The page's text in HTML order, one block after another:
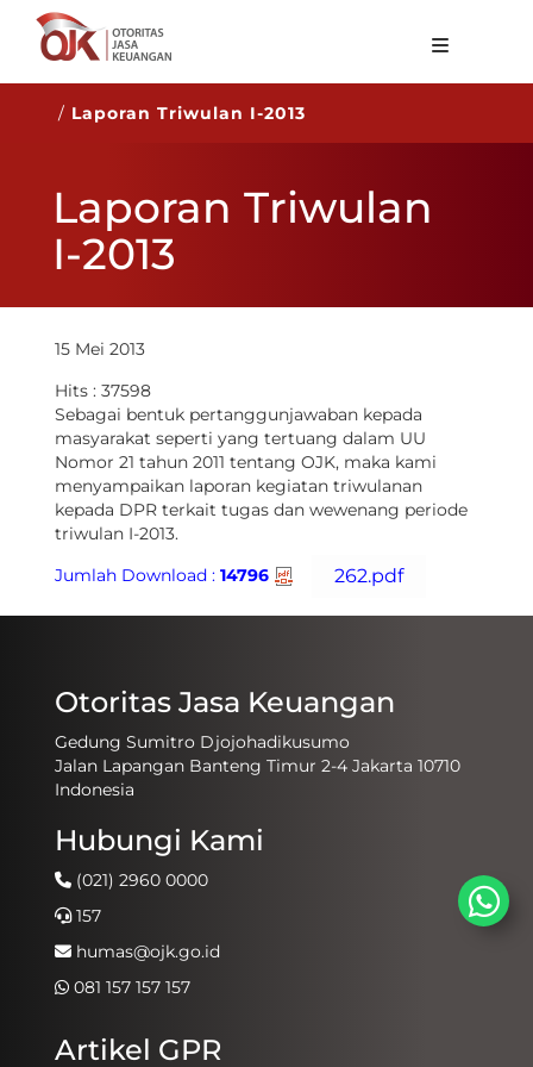
Tentang OJK
Publikasi
Regulasi
Layanan
Karir
ID
/ Laporan Triwulan I-2013
Laporan Triwulan
I-2013
15 Mei 2013
Hits : 37598
Sebagai bentuk pertanggunjawaban kepada
masyarakat seperti yang tertuang dalam UU
Nomor 21 tahun 2011 tentang OJK, maka kami
menyampaikan laporan kegiatan triwulanan
kepada DPR terkait tugas dan wewenang periode
triwulan I-2013.
Jumlah Download :14796
Otoritas Jasa Keuangan
Gedung Sumitro Djojohadikusumo
Jalan Lapangan Banteng Timur 2-4 Jakarta 10710
Indonesia
Hubungi Kami
(021) 2960 0000
157
humas@ojk.go.id
081 157 157 157
Artikel GPR